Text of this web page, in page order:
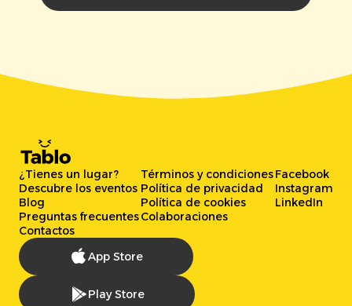
¿Tienes un lugar?
Descubre los eventos
Blog
Preguntas frecuentes
Contactos
Términos y condiciones
Política de privacidad
Política de cookies
Colaboraciones
Facebook
Instagram
LinkedIn
App Store
Play Store